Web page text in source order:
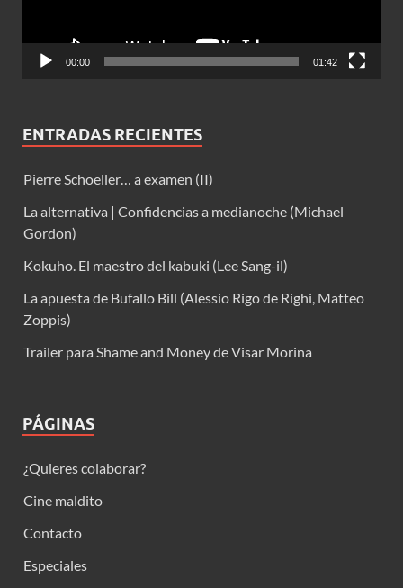
00:00 01:42
ENTRADAS RECIENTES
Pierre Schoeller… a examen (II)
La alternativa | Confidencias a medianoche (Michael
Gordon)
Kokuho. El maestro del kabuki (Lee Sang-il)
La apuesta de Bufallo Bill (Alessio Rigo de Righi, Matteo
Zoppis)
Trailer para Shame and Money de Visar Morina
PÁGINAS
¿Quieres colaborar?
Cine maldito
Contacto
Especiales